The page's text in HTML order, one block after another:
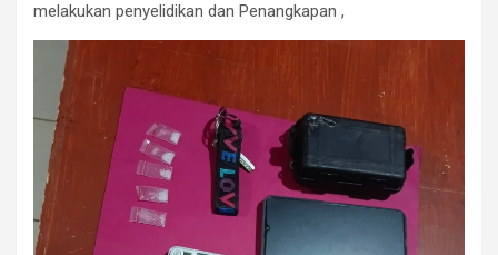
melakukan penyelidikan dan Penangkapan ,